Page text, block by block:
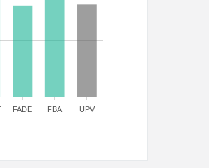
FADE FBA UPV